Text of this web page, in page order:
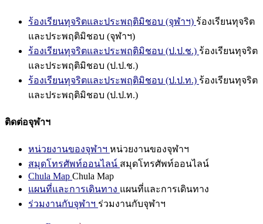
ร้องเรียนทุจริตและประพฤติมิชอบ (จุฬาฯ) ร้องเรียนทุจริต
และประพฤติมิชอบ (จุฬาฯ)
ร้องเรียนทุจริตและประพฤติมิชอบ (ป.ป.ช.) ร้องเรียนทุจริต
และประพฤติมิชอบ (ป.ป.ช.)
ร้องเรียนทุจริตและประพฤติมิชอบ (ป.ป.ท.) ร้องเรียนทุจริต
และประพฤติมิชอบ (ป.ป.ท.)
ติดต่อจุฬาฯ
หน่วยงานของจุฬาฯ หน่วยงานของจุฬาฯ
สมุดโทรศัพท์ออนไลน์ สมุดโทรศัพท์ออนไลน์
Chula Map Chula Map
แผนที่และการเดินทาง แผนที่และการเดินทาง
ร่วมงานกับจุฬาฯ ร่วมงานกับจุฬาฯ